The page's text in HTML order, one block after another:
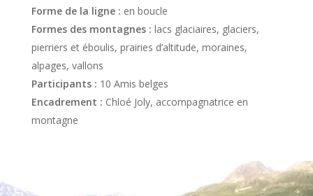
Forme de la ligne : en boucle
Formes des montagnes : lacs glaciaires, glaciers,
pierriers et éboulis, prairies d’altitude, moraines,
alpages, vallons
Participants : 10 Amis belges
Encadrement : Chloé Joly, accompagnatrice en
montagne